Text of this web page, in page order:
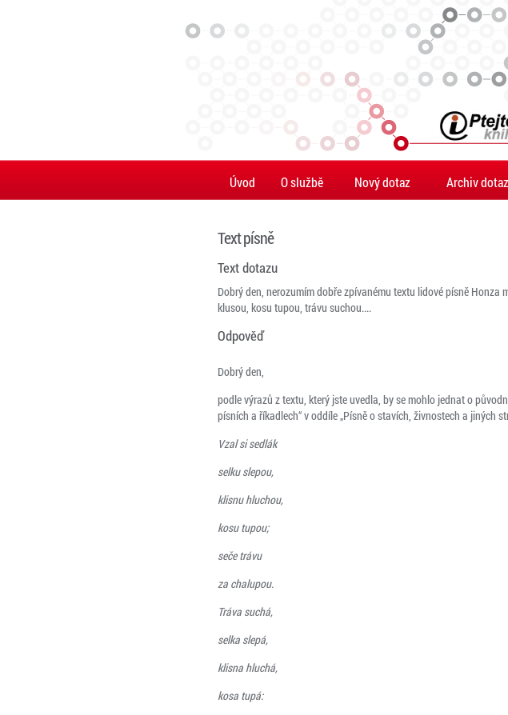
Úvod O službě Nový dotaz Archiv
Text písně
Text dotazu
Dobrý den, nerozumím dobře zpívanému textu lidové písně
klusou, kosu tupou, trávu suchou....
Odpověď
Dobrý den,
podle výrazů z textu, který jste uvedla, by se mohlo jednat o
písních a říkadlech“ v oddíle „Písně o stavích, živnostech a jiných
Vzal si sedlák
selku slepou,
klisnu hluchou,
kosu tupou;
seče trávu
za chalupou.
Tráva suchá,
selka slepá,
klisna hluchá,
kosa tupá: